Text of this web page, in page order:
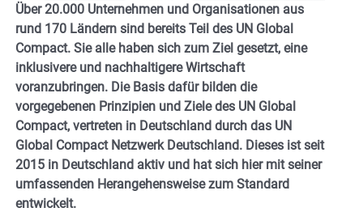
Über 20.000 Unternehmen und Organisationen aus
rund 170 Ländern sind bereits Teil des UN Global
Compact. Sie alle haben sich zum Ziel gesetzt, eine
inklusivere und nachhaltigere Wirtschaft
voranzubringen. Die Basis dafür bilden die
vorgegebenen Prinzipien und Ziele des UN Global
Compact, vertreten in Deutschland durch das UN
Global Compact Netzwerk Deutschland. Dieses ist seit
2015 in Deutschland aktiv und hat sich hier mit seiner
umfassenden Herangehensweise zum Standard
entwickelt.